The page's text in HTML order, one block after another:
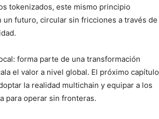
tokenizados, este mismo principio
futuro, circular sin fricciones a través de
forma parte de una transformación
el valor a nivel global. El próximo capítulo
la realidad multichain y equipar a los
para operar sin fronteras.